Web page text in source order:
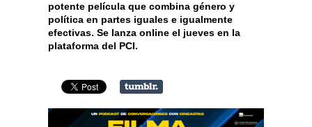
potente película que combina género y
política en partes iguales e igualmente
efectivas. Se lanza online el jueves en la
plataforma del PCI.